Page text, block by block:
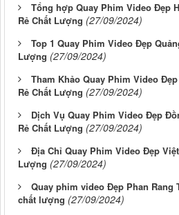
Tổng hợp Quay Phim Video Đẹp
Rẻ Chất Lượng (27/09/2024)
Top 1 Quay Phim Video Đẹp
Lượng (27/09/2024)
Tham Khảo Quay Phim Video
Rẻ Chất Lượng (27/09/2024)
Dịch Vụ Quay Phim Video Đẹp
Rẻ Chất Lượng (27/09/2024)
Địa Chỉ Quay Phim Video Đẹp
Lượng (27/09/2024)
Quay phim video Đẹp Phan Rang
chất lượng (27/09/2024)